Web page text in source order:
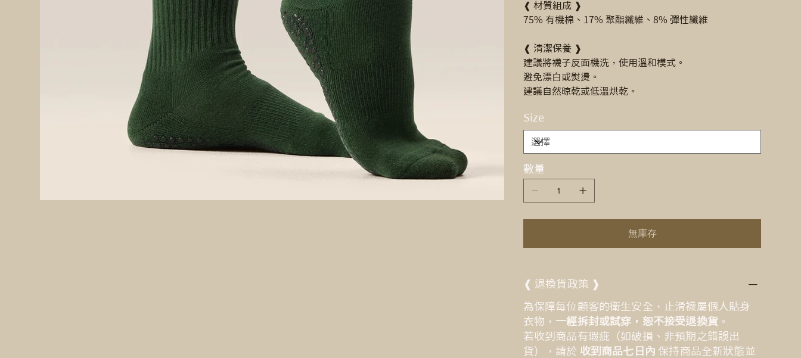
❰ 材質組成 ❱
75% 有機棉、17% 聚酯纖維、8% 彈性纖維
❰ 清潔保養 ❱
建議將襪子反面機洗，使用溫和模式。
避免漂白或熨燙。
建議自然晾乾或低溫烘乾。
Size
數量
無庫存
❰ 退換貨政策 ❱
為保障每位顧客的衛生安全，止滑襪屬個人貼身
衣物， 一經拆封或試穿，恕不接受退換貨。
若收到商品有瑕疵（如破損、非預期之錯誤出
貨），請於 收到商品七日內 保持商品全新狀態並